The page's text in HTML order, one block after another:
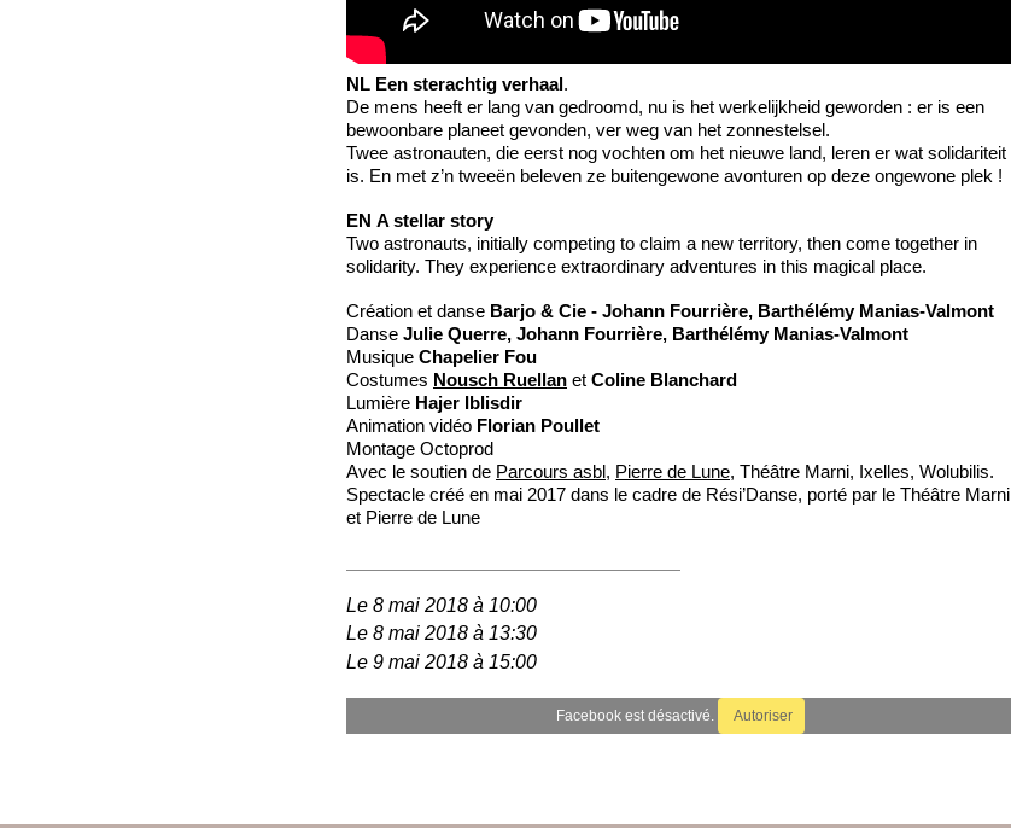
NL Een sterachtig verhaal.
De mens heeft er lang van gedroomd, nu is het werkelijkheid geworden : er is een
bewoonbare planeet gevonden, ver weg van het zonnestelsel.
Twee astronauten, die eerst nog vochten om het nieuwe land, leren er wat solidariteit
is. En met z’n tweeën beleven ze buitengewone avonturen op deze ongewone plek !
EN A stellar story
Two astronauts, initially competing to claim a new territory, then come together in
solidarity. They experience extraordinary adventures in this magical place.
Création et danse Barjo & Cie - Johann Fourrière, Barthélémy Manias-Valmont
Danse Julie Querre, Johann Fourrière, Barthélémy Manias-Valmont
Musique Chapelier Fou
Costumes Nousch Ruellan et Coline Blanchard
Lumière Hajer Iblisdir
Animation vidéo Florian Poullet
Montage Octoprod
Avec le soutien de Parcours asbl, Pierre de Lune, Théâtre Marni, Ixelles, Wolubilis.
Spectacle créé en mai 2017 dans le cadre de Rési’Danse, porté par le Théâtre Marni
et Pierre de Lune
Le 8 mai 2018 à 10:00
Le 8 mai 2018 à 13:30
Le 9 mai 2018 à 15:00
Facebook est désactivé. Autoriser